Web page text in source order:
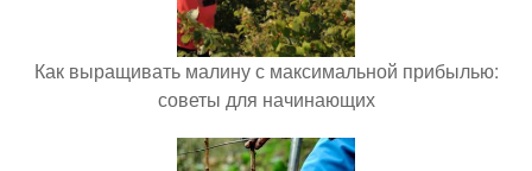
Как выращивать малину с максимальной прибылью:
советы для начинающих